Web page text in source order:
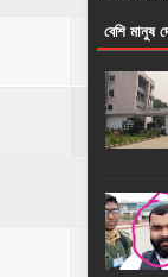
বেশি মানুষ